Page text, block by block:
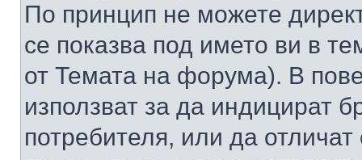
По принцип не можете
се показва под името ви в
от Темата на форума). В
използват за да индицират
потребителя, или да